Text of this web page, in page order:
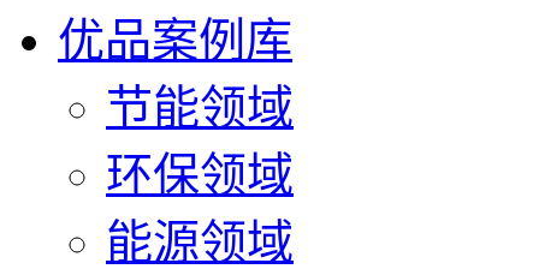
优品案例库
节能领域
环保领域
能源领域